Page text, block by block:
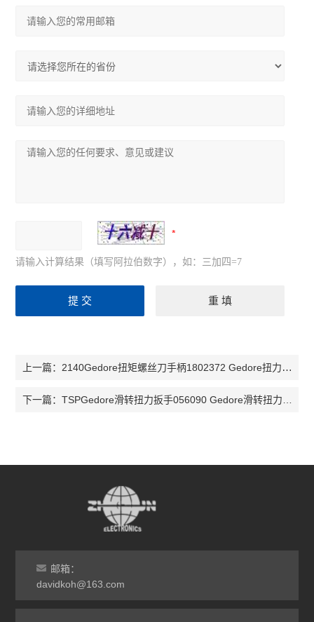
请输入计算结果（填写阿拉伯数字），如：三加四=7
上一篇：2140Gedore扭矩螺丝刀手柄1802372 Gedore扭力螺丝刀手柄2140 3,0 NM
下一篇：TSPGedore滑转扭力扳手056090 Gedore滑转扭力扳手TSP 5 扭力扳手TSP
邮箱：
davidkoh@163.com